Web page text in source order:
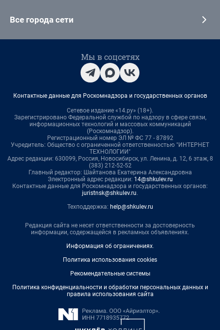
Все города сети
Мы в соцсетях
Контактные данные для Роскомнадзора и государственных органов
Сетевое издание «14.ру» (18+).
Зарегистрировано Федеральной службой по надзору в сфере связи,
информационных технологий и массовых коммуникаций
(Роскомнадзор).
Регистрационный номер ЭЛ № ФС 77 - 87892
Учредитель: Общество с ограниченной ответственностью "ИНТЕРНЕТ
ТЕХНОЛОГИИ"
Адрес редакции: 630099, Россия, Новосибирск, ул. Ленина, д. 12, 6 этаж, 8
(383) 212-52-52
Главный редактор: Шайтанова Екатерина Александровна
Электронный адрес редакции: 14@shkulev.ru
Контактные данные для Роскомнадзора и государственных органов:
juristnsk@shkulev.ru.
Техподдержка: help@shkulev.ru
Редакция сайта не несет ответственности за достоверность
информации, содержащейся в рекламных объявлениях.
Информация об ограничениях.
Политика использования cookies
Рекомендательные системы
Политика конфиденциальности и обработки персональных данных и
правила использования сайта